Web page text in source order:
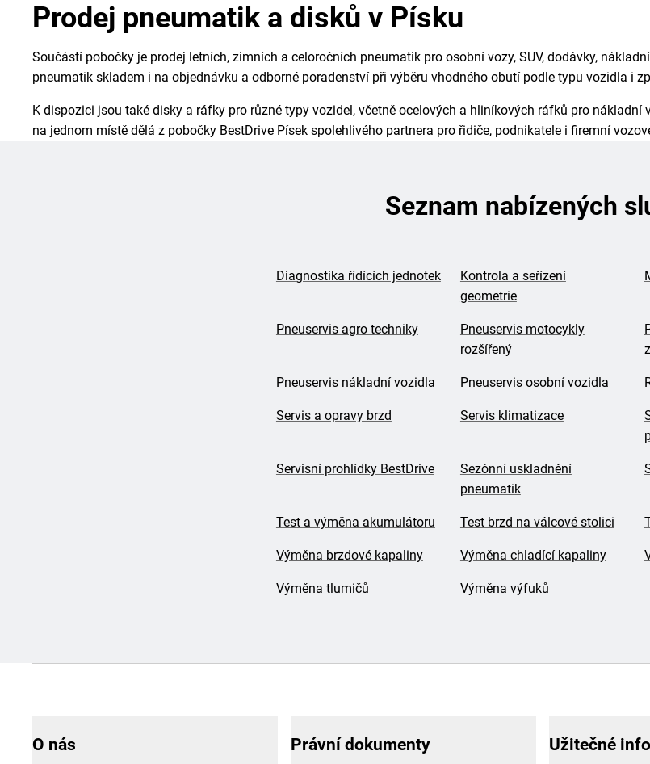
Prodej pneumatik a disků v Písku
Součástí pobočky je prodej letních, zimních a celoročních pneumatik pro osobní vozy, SUV, dodávky,
pneumatik skladem i na objednávku a odborné poradenství při výběru vhodného obutí podle typu vozidla i
K dispozici jsou také disky a ráfky pro různé typy vozidel, včetně ocelových a hliníkových ráfků pro
na jednom místě dělá z pobočky BestDrive Písek spolehlivého partnera pro řidiče, podnikatele i firemní
Seznam nabízených
Diagnostika řídících jednotek
Kontrola a seřízení
geometrie
Pneuservis agro techniky
Pneuservis motocykly
rozšířený
Pneuservis nákladní vozidla Pneuservis osobní vozidla
Servis a opravy brzd Servis klimatizace
Servisní prohlídky BestDrive
Sezónní uskladnění
pneumatik
Test a výměna akumulátoru Test brzd na válcové stolici
Výměna brzdové kapaliny Výměna chladící kapaliny
Výměna tlumičů Výměna výfuků
O nás Právní dokumenty Užitečné